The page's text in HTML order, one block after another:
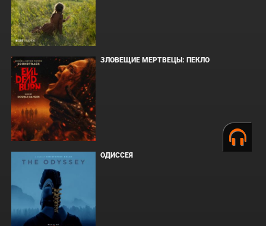
ЗЛОВЕЩИЕ МЕРТВЕЦЫ: ПЕКЛО
ОДИССЕЯ